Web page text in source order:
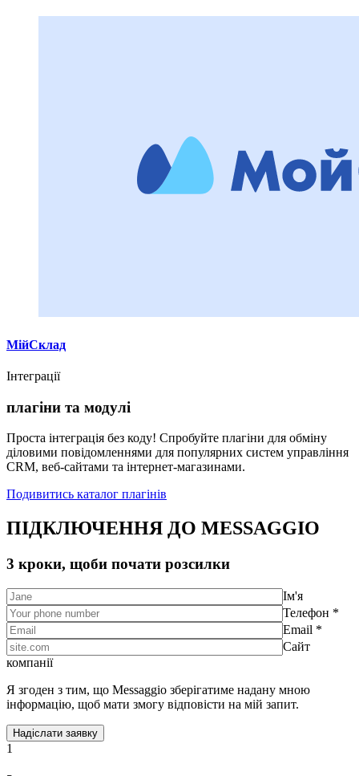
МійСклад
Інтеграції
плагіни та модулі
Проста інтеграція без коду! Спробуйте плагіни для обміну
діловими повідомленнями для популярних систем управління
CRM, веб-сайтами та інтернет-магазинами.
Подивитись каталог плагінів
ПІДКЛЮЧЕННЯ ДО MESSAGGIO
3 кроки, щоби почати розсилки
Ім'я
Телефон *
Email *
Сайт
компанії
Я згоден з тим, що Messaggio зберігатиме надану мною
інформацію, щоб мати змогу відповісти на мій запит.
1